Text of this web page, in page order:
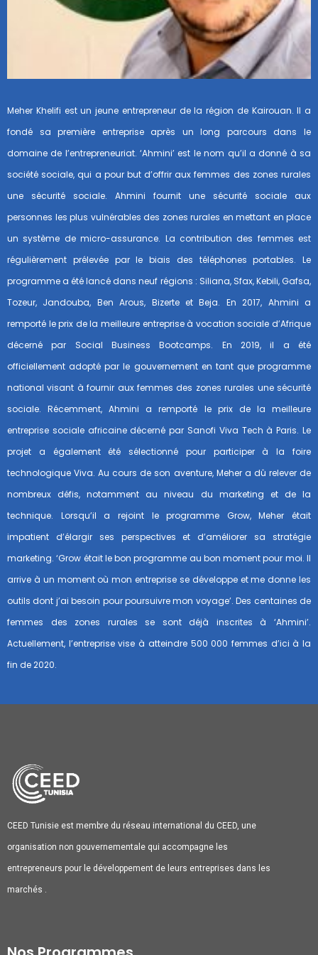
Meher Khelifi est un jeune entrepreneur de la région de Kairouan. Il a
fondé sa première entreprise après un long parcours dans le
domaine de l’entrepreneuriat. ‘Ahmini’ est le nom qu’il a donné à sa
société sociale, qui a pour but d’offrir aux femmes des zones rurales
une sécurité sociale. Ahmini fournit une sécurité sociale aux
personnes les plus vulnérables des zones rurales en mettant en place
un système de micro-assurance. La contribution des femmes est
régulièrement prélevée par le biais des téléphones portables. Le
programme a été lancé dans neuf régions : Siliana, Sfax, Kebili, Gafsa,
Tozeur, Jandouba, Ben Arous, Bizerte et Beja. En 2017, Ahmini a
remporté le prix de la meilleure entreprise à vocation sociale d’Afrique
décerné par Social Business Bootcamps. En 2019, il a été
officiellement adopté par le gouvernement en tant que programme
national visant à fournir aux femmes des zones rurales une sécurité
sociale. Récemment, Ahmini a remporté le prix de la meilleure
entreprise sociale africaine décerné par Sanofi Viva Tech à Paris. Le
projet a également été sélectionné pour participer à la foire
technologique Viva. Au cours de son aventure, Meher a dû relever de
nombreux défis, notamment au niveau du marketing et de la
technique. Lorsqu’il a rejoint le programme Grow, Meher était
impatient d’élargir ses perspectives et d’améliorer sa stratégie
marketing. ‘Grow était le bon programme au bon moment pour moi. Il
arrive à un moment où mon entreprise se développe et me donne les
outils dont j’ai besoin pour poursuivre mon voyage’. Des centaines de
femmes des zones rurales se sont déjà inscrites à ‘Ahmini’.
Actuellement, l’entreprise vise à atteindre 500 000 femmes d’ici à la
fin de 2020.
CEED Tunisie est membre du réseau international du CEED, une
organisation non gouvernementale qui accompagne les
entrepreneurs pour le développement de leurs entreprises dans les
marchés .